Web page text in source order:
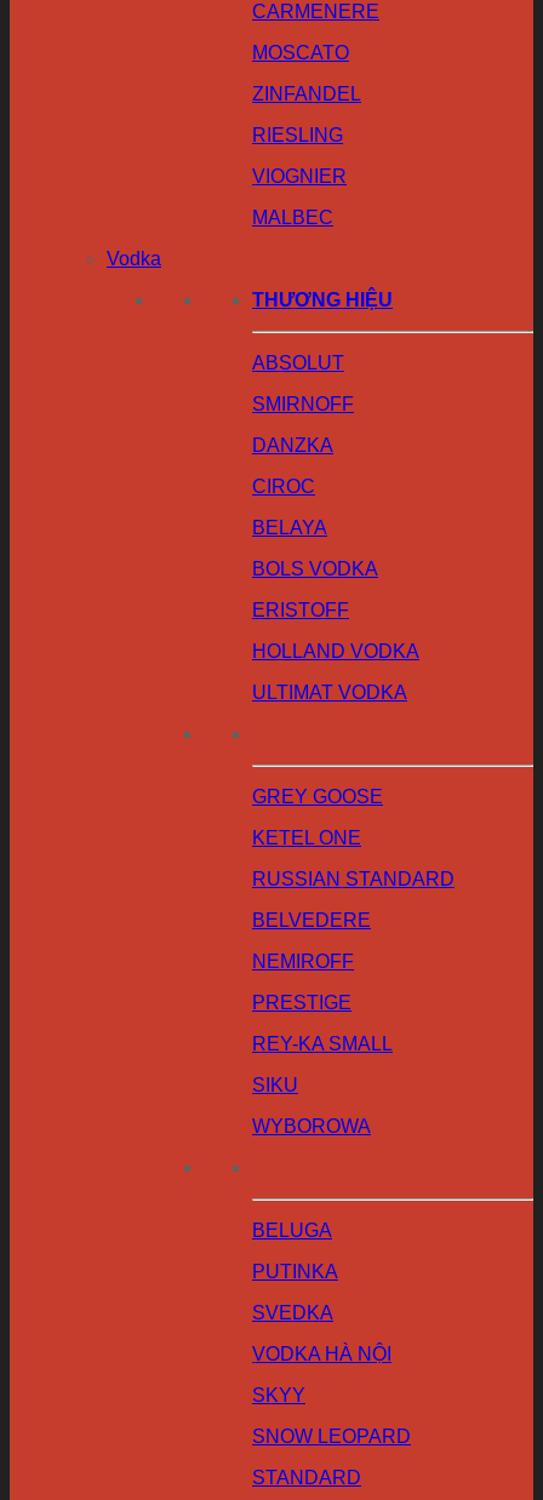
CARMENERE
MOSCATO
ZINFANDEL
RIESLING
VIOGNIER
MALBEC
Vodka
THƯƠNG HIỆU
ABSOLUT
SMIRNOFF
DANZKA
CIROC
BELAYA
BOLS VODKA
ERISTOFF
HOLLAND VODKA
ULTIMAT VODKA
GREY GOOSE
KETEL ONE
RUSSIAN STANDARD
BELVEDERE
NEMIROFF
PRESTIGE
REY-KA SMALL
SIKU
WYBOROWA
BELUGA
PUTINKA
SVEDKA
VODKA HÀ NỘI
SKYY
SNOW LEOPARD
STANDARD